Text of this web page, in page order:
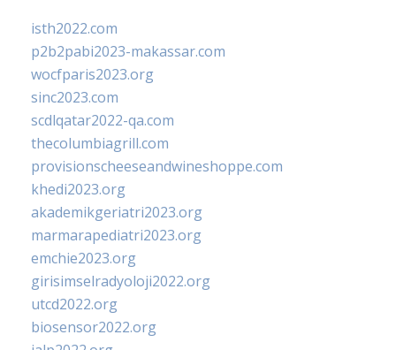
isth2022.com
p2b2pabi2023-makassar.com
wocfparis2023.org
sinc2023.com
scdlqatar2022-qa.com
thecolumbiagrill.com
provisionscheeseandwineshoppe.com
khedi2023.org
akademikgeriatri2023.org
marmarapediatri2023.org
emchie2023.org
girisimselradyoloji2022.org
utcd2022.org
biosensor2022.org